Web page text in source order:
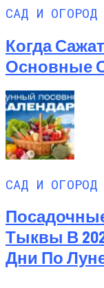
САД И ОГОРОД
Когда
Основные
САД И ОГОРОД
Тыквы В
Дни По